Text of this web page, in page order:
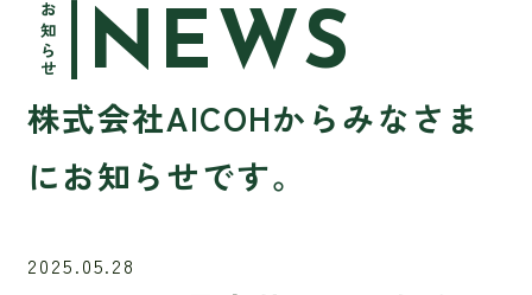
お知らせ NEWS
株式会社AICOHからみなさま
にお知らせです。
2025.05.28